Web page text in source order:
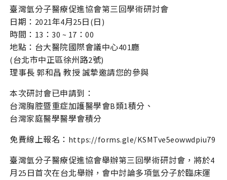
臺灣氫分子醫療促進協會第三回學術研討會
日期：2021年4月25日(日)
時間：13：30 ~ 17：00
地點：台大醫院國際會議中心401廳
(台北市中正區徐州路2號)
理事長 郭和昌 教授 誠摯邀請您的參與
本次研討會已申請到：
台灣胸腔暨重症加護醫學會B類1積分、
台灣家庭醫學醫學會積分
免費線上報名：https://forms.gle/KSMTve5eowwdpiu79
臺灣氫分子醫療促進協會舉辦第三回學術研討會，將於4
月25日首次在台北舉辦，會中討論多項氫分子於臨床運